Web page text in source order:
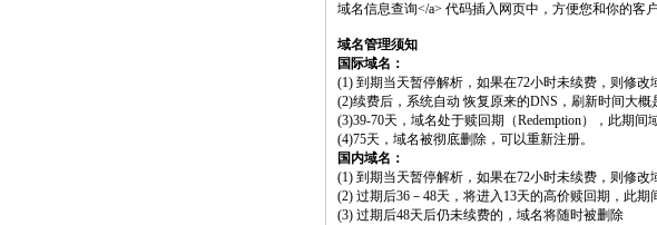
域名信息查询</a> 代码插入网页中，方便您和你的客
域名管理须知
国际域名：
(1) 到期当天暂停解析，如果在72小时未续费，则修改
(2)续费后，系统自动 恢复原来的DNS，刷新时间大概
(3)39-70天，域名处于赎回期（Redemption），此期间
(4)75天，域名被彻底删除，可以重新注册。
国内域名：
(1) 到期当天暂停解析，如果在72小时未续费，则修改
(2) 过期后36－48天，将进入13天的高价赎回期，此期
(3) 过期后48天后仍未续费的，域名将随时被删除